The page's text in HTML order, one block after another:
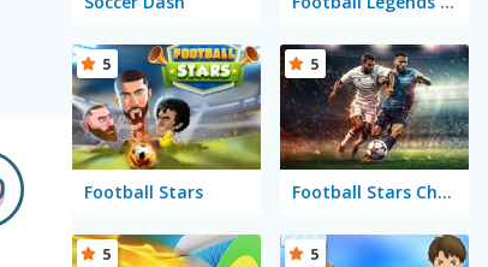
Football Stars
5
Football Stars Championship
5
5 5